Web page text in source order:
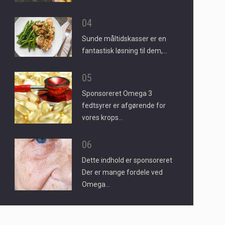
04
Sunde måltidskasser er en
fantastisk løsning til dem,…
05
Sponsoreret Omega 3
fedtsyrer er afgørende for
vores krops…
06
Dette indhold er sponsoreret
Der er mange fordele ved
Omega…